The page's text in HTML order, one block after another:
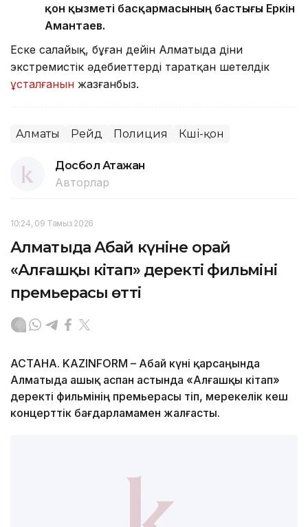
қон қызметі басқармасының бастығы Еркін
Амантаев.
Еске салайық, бұған дейін Алматыда діни
экстремистік әдебиеттерді таратқан шетелдік
ұсталғанын жазғанбыз.
Алматы Рейд Полиция Көші-қон
Досбол Атажан
Авторлар
10:24, 09 Тамыз 2026
Алматыда Абай күніне орай
«Алғашқы кітап» деректі фильмінің
премьерасы өтті
АСТАНА. KAZINFORM – Абай күні қарсаңында
Алматыда ашық аспан астында «Алғашқы кітап»
деректі фильмінің премьерасы өтіп, мерекелік кеш
концерттік бағдарламамен жалғасты.